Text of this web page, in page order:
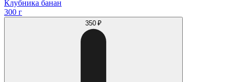
Клубника банан
300 г
350 ₽